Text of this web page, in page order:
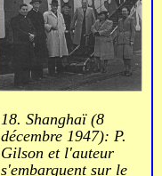
18. Shanghaï (8
décembre 1947): P.
Gilson et l'auteur
s'embarquent sur le